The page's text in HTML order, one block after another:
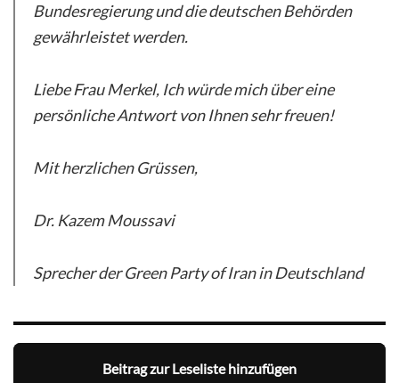
Bundesregierung und die deutschen Behörden
gewährleistet werden.
Liebe Frau Merkel, Ich würde mich über eine
persönliche Antwort von Ihnen sehr freuen!
Mit herzlichen Grüssen,
Dr. Kazem Moussavi
Sprecher der Green Party of Iran in Deutschland
Beitrag zur Leseliste hinzufügen